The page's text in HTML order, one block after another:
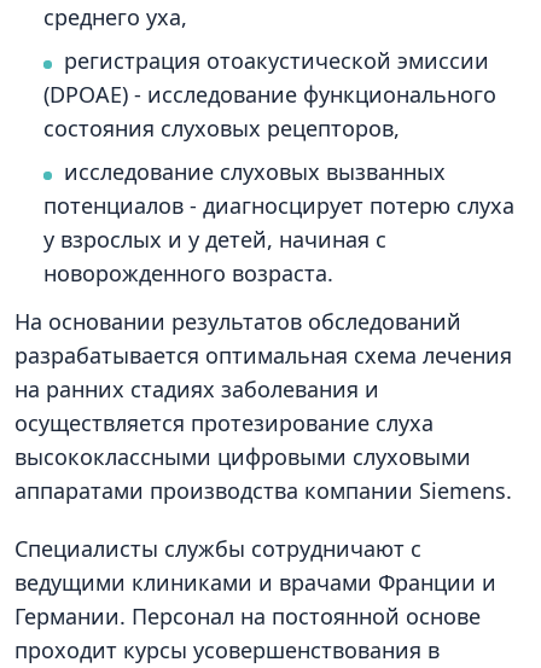
среднего уха,
регистрация отоакустической эмиссии
(DPOAE) - исследование функционального
состояния слуховых рецепторов,
исследование слуховых вызванных
потенциалов - диагносцирует потерю слуха
у взрослых и у детей, начиная с
новорожденного возраста.
На основании результатов обследований
разрабатывается оптимальная схема лечения
на ранних стадиях заболевания и
осуществляется протезирование слуха
высококлассными цифровыми слуховыми
аппаратами производства компании Siemens.
Специалисты службы сотрудничают с
ведущими клиниками и врачами Франции и
Германии. Персонал на постоянной основе
проходит курсы усовершенствования в